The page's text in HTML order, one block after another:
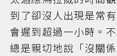
到了卻沒人出現是常
會遲到超過一小時。
總是親切地說「沒關